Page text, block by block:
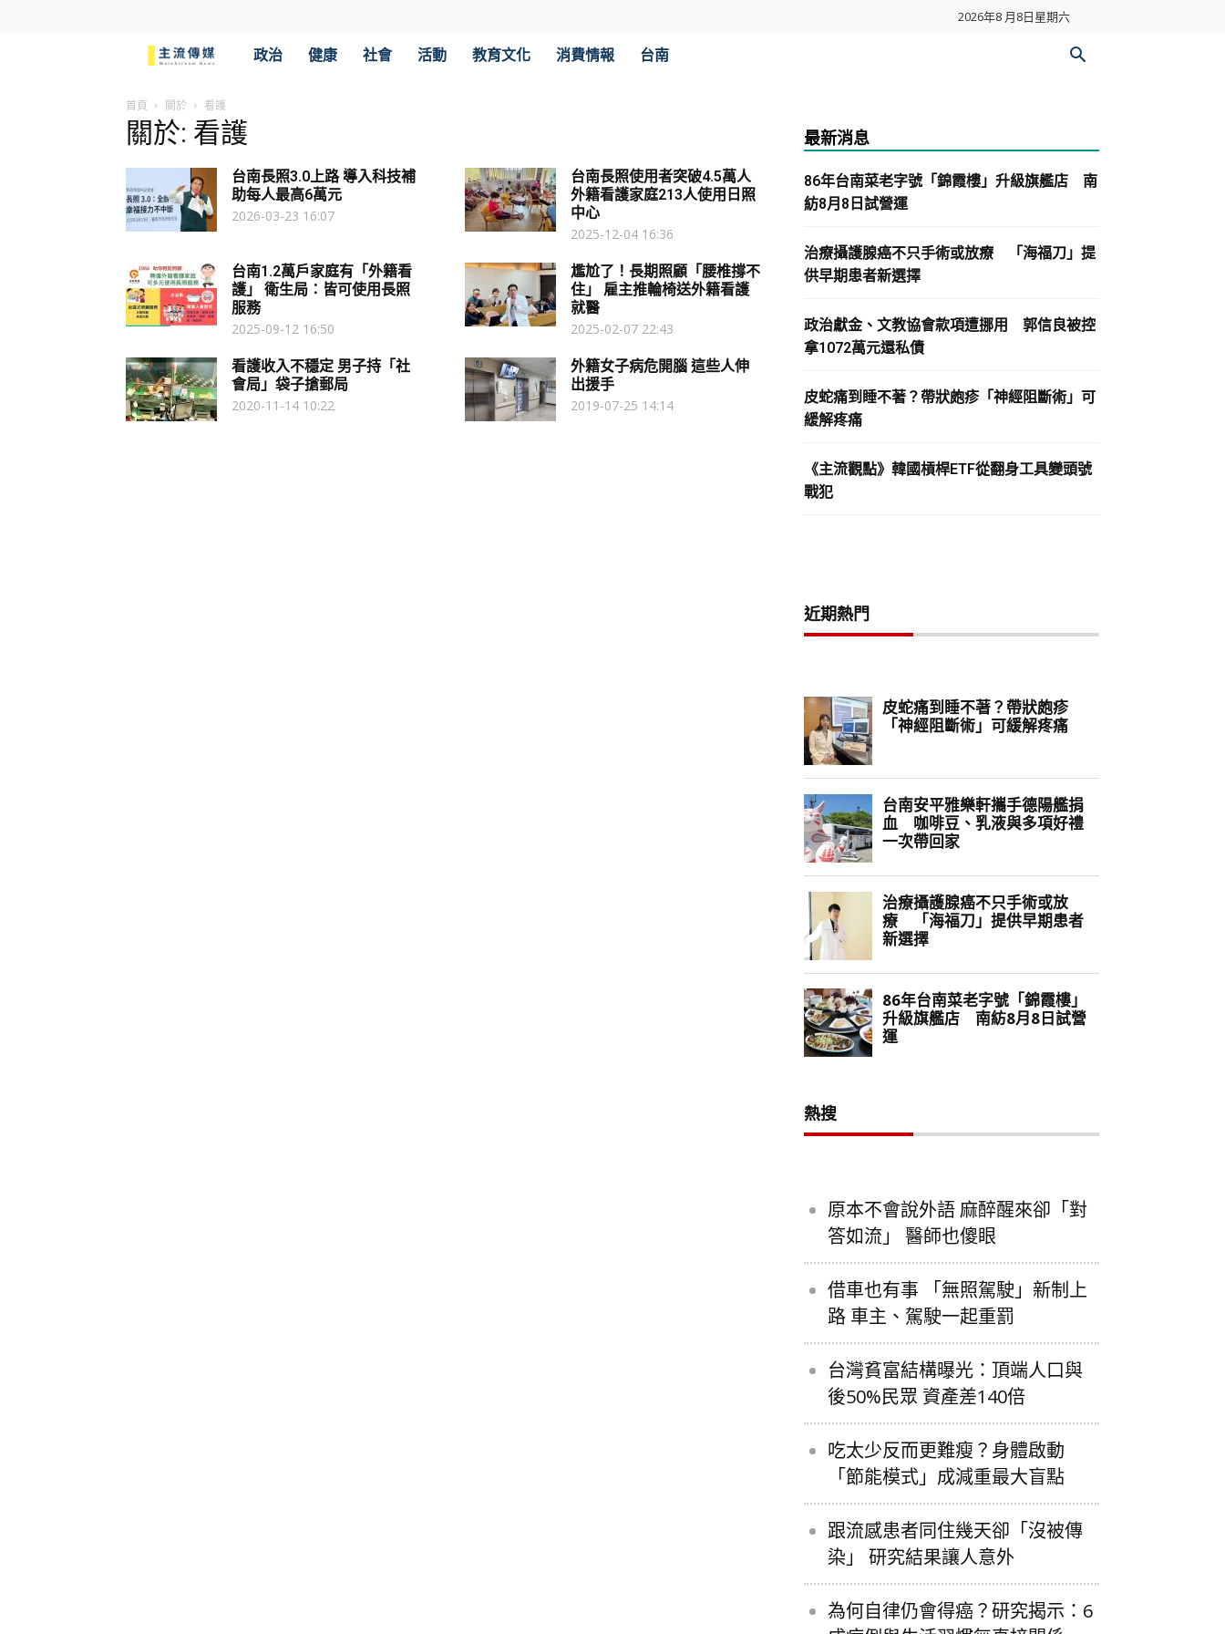
2026年8 月8日星期六
傳
媒
政治 健康 社會 活動 教育文化 消費情報 台南
首頁 關於 看護
關於: 看護
台南長照3.0上路 導入科技補
助每人最高6萬元
2026-03-23 16:07
台南長照使用者突破4.5萬人
外籍看護家庭213人使用日照
中心
2025-12-04 16:36
台南1.2萬戶家庭有「外籍看
護」 衛生局：皆可使用長照
服務
2025-09-12 16:50
尷尬了！長期照顧「腰椎撐不
住」 雇主推輪椅送外籍看護
就醫
2025-02-07 22:43
看護收入不穩定 男子持「社
會局」袋子搶郵局
2020-11-14 10:22
外籍女子病危開腦 這些人伸
出援手
2019-07-25 14:14
最新消息
86年台南菜老字號「錦霞樓」升級旗艦店 南
紡8月8日試營運
治療攝護腺癌不只手術或放療 「海福刀」提
供早期患者新選擇
政治獻金、文教協會款項遭挪用 郭信良被控
拿1072萬元還私債
皮蛇痛到睡不著？帶狀皰疹「神經阻斷術」可
緩解疼痛
《主流觀點》韓國槓桿ETF從翻身工具變頭號
戰犯
近期熱門
熱搜
原本不會說外語 麻醉醒來卻「對
答如流」 醫師也傻眼
借車也有事 「無照駕駛」新制上
路 車主、駕駛一起重罰
台灣貧富結構曝光：頂端人口與
後50%民眾 資產差140倍
吃太少反而更難瘦？身體啟動
「節能模式」成減重最大盲點
跟流感患者同住幾天卻「沒被傳
染」 研究結果讓人意外
為何自律仍會得癌？研究揭示：6